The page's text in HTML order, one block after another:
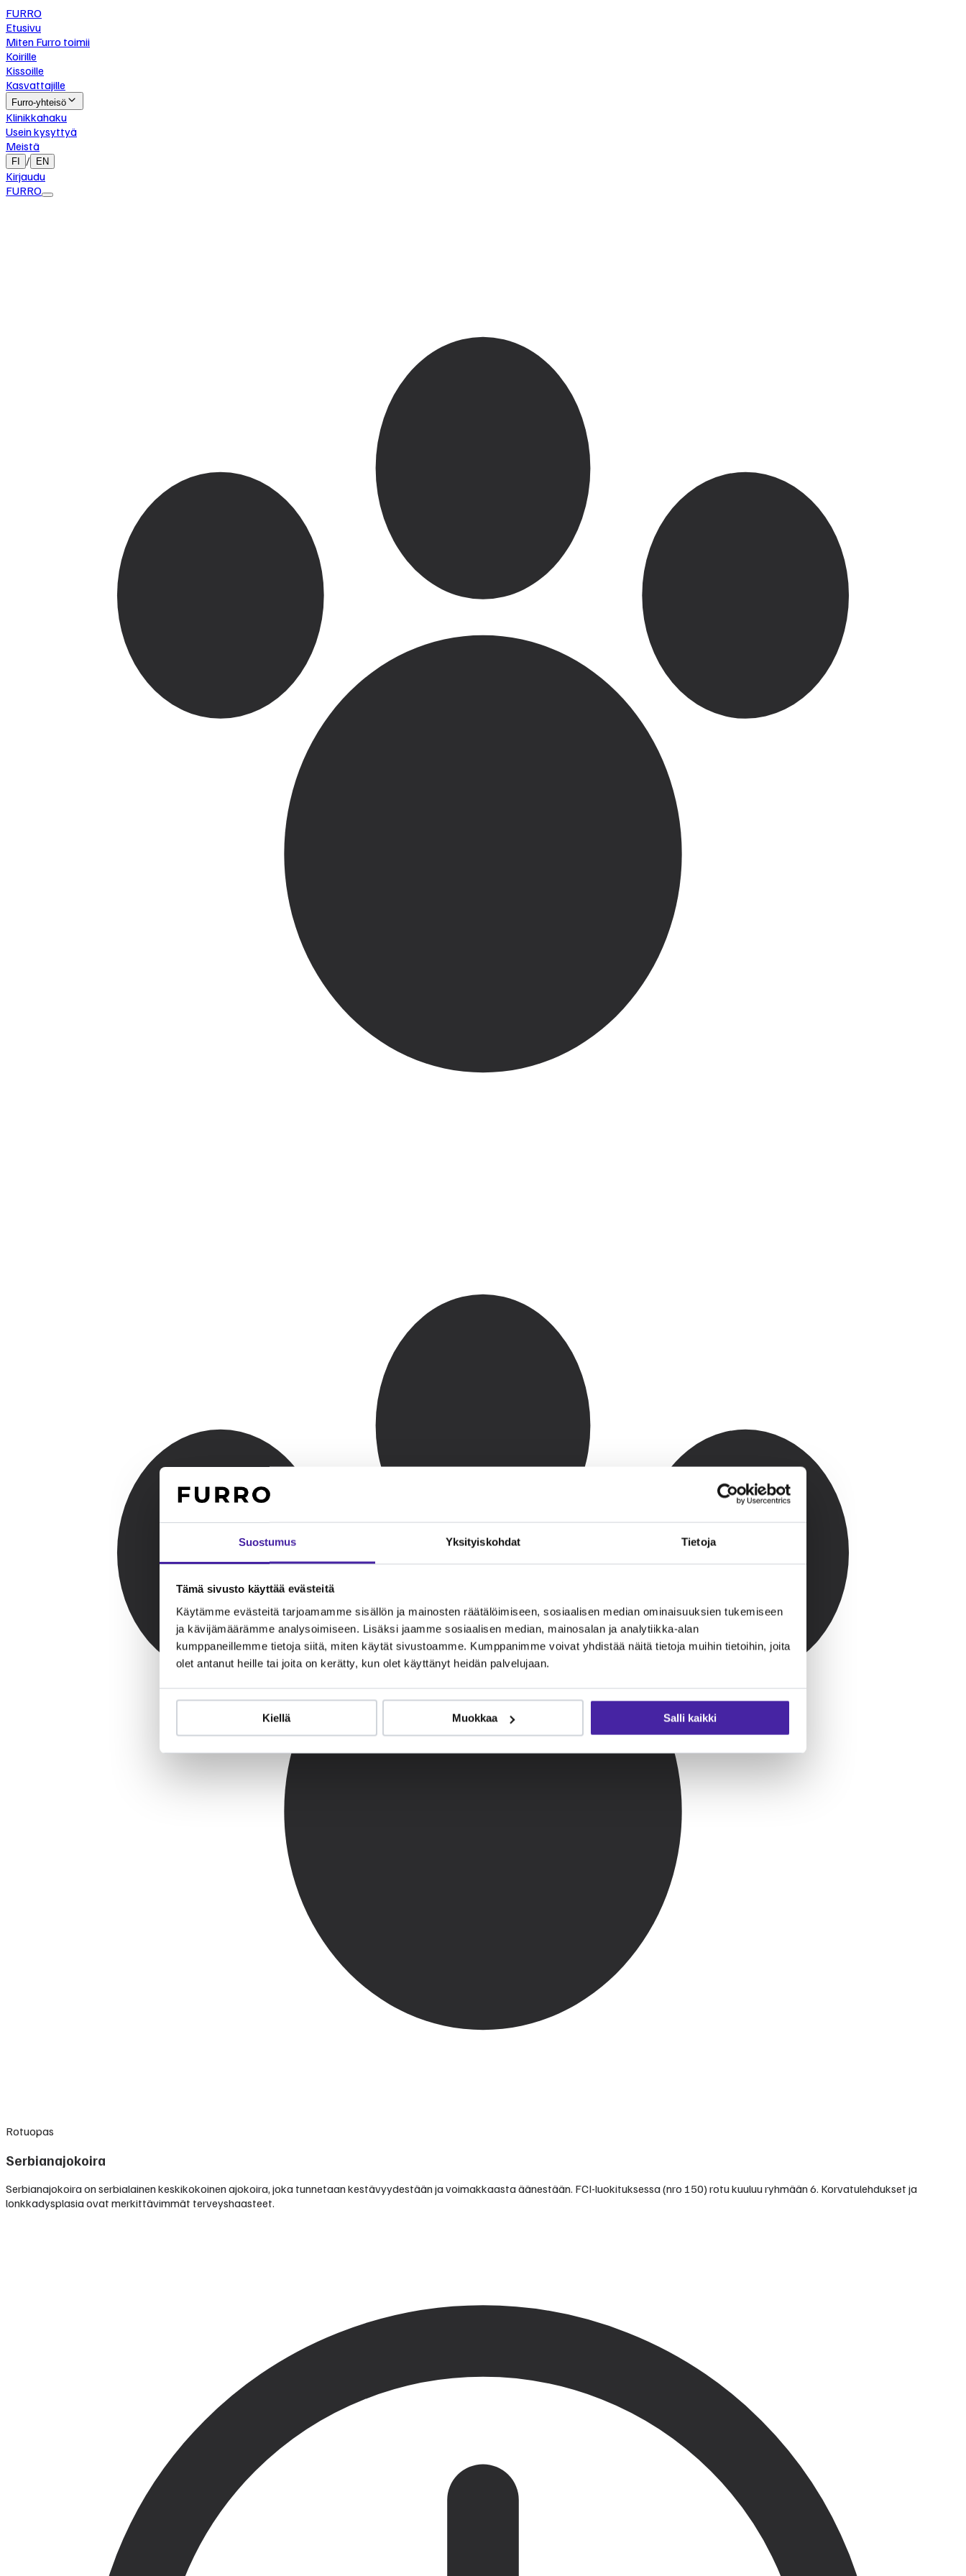
Suostumus Yksityiskohdat Tietoja
Tämä sivusto käyttää evästeitä
Käytämme evästeitä tarjoamamme sisällön ja mainosten räätälöimiseen, sosiaalisen median ominaisuuksien tukemiseen
ja kävijämäärämme analysoimiseen. Lisäksi jaamme sosiaalisen median, mainosalan ja analytiikka-alan
kumppaneillemme tietoja siitä, miten käytät sivustoamme. Kumppanimme voivat yhdistää näitä tietoja muihin tietoihin, joita
olet antanut heille tai joita on kerätty, kun olet käyttänyt heidän palvelujaan.
Kiellä Muokkaa Salli kaikki
FURRO
Etusivu
Miten Furro toimii
Koirille
Kissoille
Kasvattajille
Furro-yhteisö
Klinikkahaku
Usein kysyttyä
Meistä
FI / EN
Kirjaudu
FURRO
Rotuopas
Serbianajokoira
Serbianajokoira on serbialainen keskikokoinen ajokoira, joka tunnetaan kestävyydestään ja voimakkaasta äänestään. FCI-luokituksessa (nro 150) rotu kuuluu ryhmään 6. Korvatulehdukset ja
lonkkadysplasia ovat merkittävimmät terveyshaasteet.